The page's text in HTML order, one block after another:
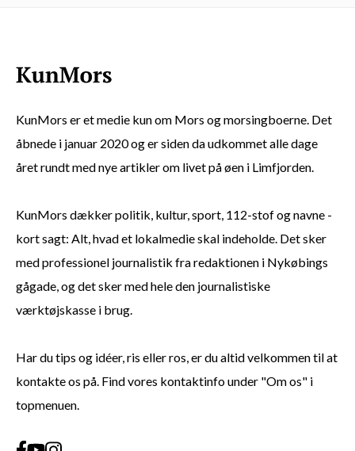
KunMors er et medie kun om Mors og morsingboerne. Det
åbnede i januar 2020 og er siden da udkommet alle dage
året rundt med nye artikler om livet på øen i Limfjorden.
KunMors dækker politik, kultur, sport, 112-stof og navne -
kort sagt: Alt, hvad et lokalmedie skal indeholde. Det sker
med professionel journalistik fra redaktionen i Nykøbings
gågade, og det sker med hele den journalistiske
værktøjskasse i brug.
Har du tips og idéer, ris eller ros, er du altid velkommen til at
kontakte os på. Find vores kontaktinfo under "Om os" i
topmenuen.